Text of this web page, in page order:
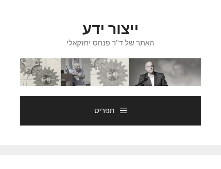
ייצור ידע
האתר של ד"ר פנחס יחזקאלי
תפריט